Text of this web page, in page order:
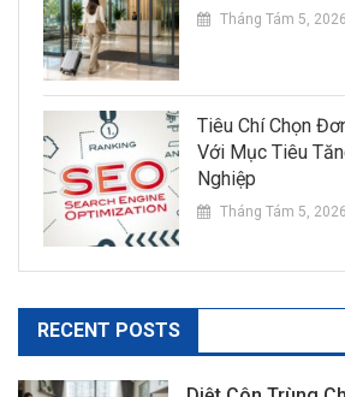
Tháng Tám 5, 2026
Tiêu Chí Chọn
Với Mục Tiêu
Nghiệp
Tháng Tám 5, 2026
RECENT POSTS